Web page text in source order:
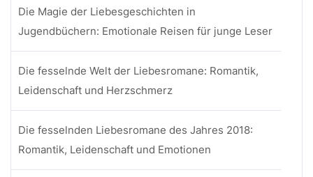
Die Magie der Liebesgeschichten in
Jugendbüchern: Emotionale Reisen für junge Leser
Die fesselnde Welt der Liebesromane: Romantik,
Leidenschaft und Herzschmerz
Die fesselnden Liebesromane des Jahres 2018:
Romantik, Leidenschaft und Emotionen